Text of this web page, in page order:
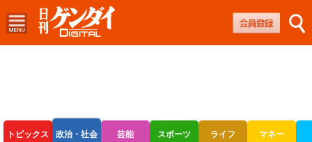
トピックス 政治・社会 芸能 スポーツ ライフ マネー